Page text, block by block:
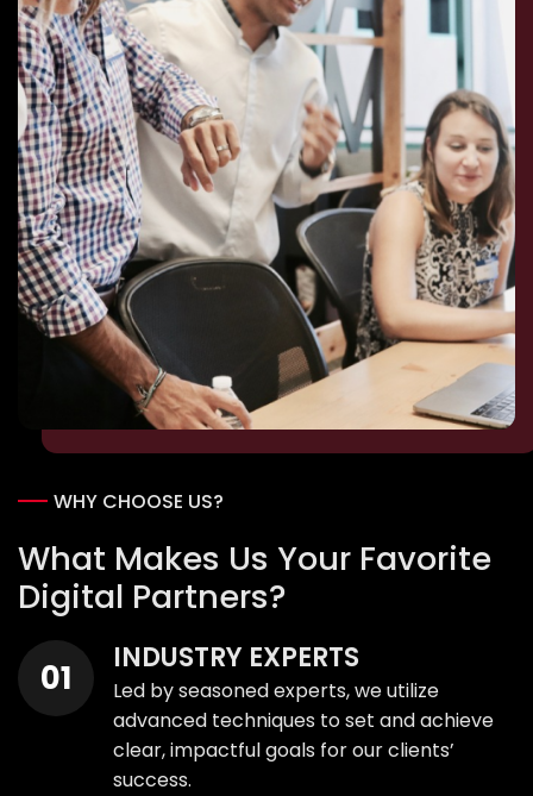
WHY CHOOSE US?
What Makes Us Your Favorite
Digital Partners?
INDUSTRY EXPERTS
Led by seasoned experts, we utilize
advanced techniques to set and achieve
clear, impactful goals for our clients’
success.